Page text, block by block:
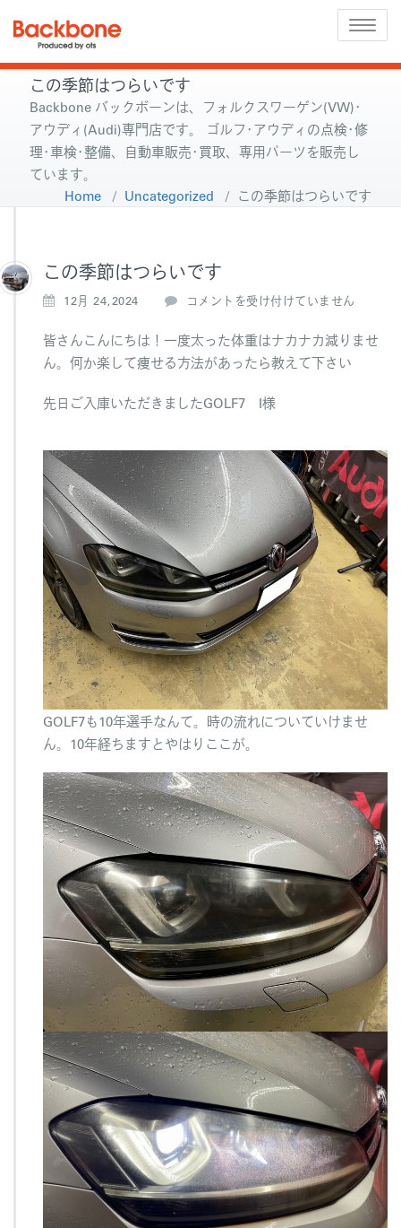
Toggle
この季節はつらいです
Backbone バックボーンは、フォルクスワーゲン(VW)･
アウディ(Audi)専門店です。 ゴルフ･アウディの点検･修
理･車検･整備、自動車販売･買取、専用パーツを販売し
ています。
Home / Uncategorized / この季節はつらいです
この季節はつらいです
12月 24,2024
こ
季
節
は
ら
す
は
コメントを受け付けていません
皆さんこんにちは！一度太った体重はナカナカ減りませ
ん。何か楽して痩せる方法があったら教えて下さい
先日ご入庫いただきましたGOLF7 I様
GOLF7も10年選手なんて。時の流れについていけませ
ん。10年経ちますとやはりここが。